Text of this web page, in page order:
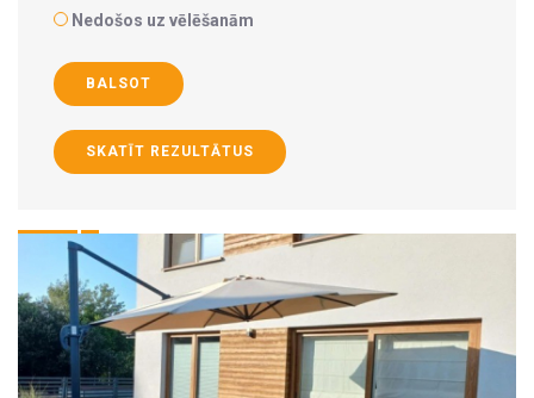
Nedošos uz vēlēšanām
BALSOT
SKATĪT REZULTĀTUS